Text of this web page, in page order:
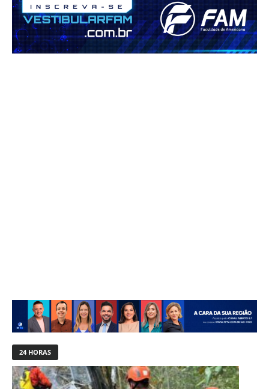
24 HORAS